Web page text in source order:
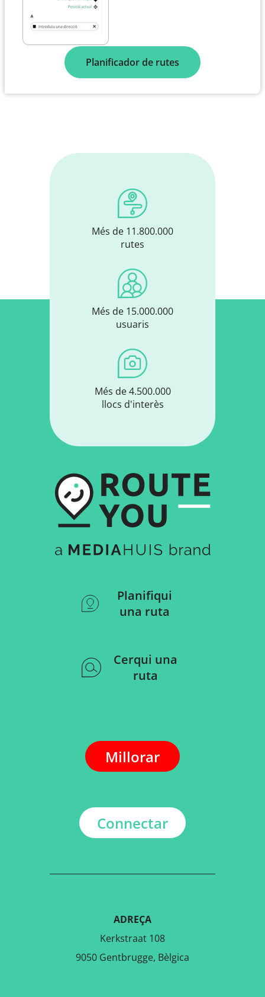
Planificador de rutes
Més de 11.800.000
rutes
Més de 15.000.000
usuaris
Més de 4.500.000
llocs d'interès
Planifiqui
una ruta
Cerqui una
ruta
Millorar
Connectar
ADREÇA
Kerkstraat 108
9050 Gentbrugge, Bèlgica